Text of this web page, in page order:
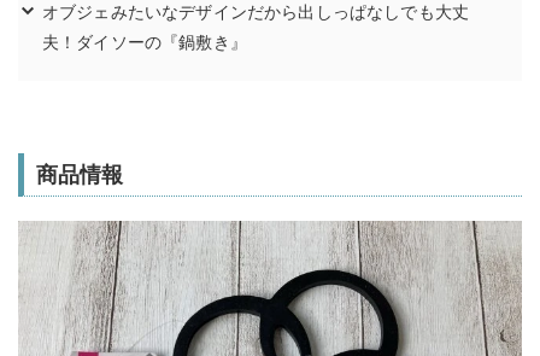
オブジェみたいなデザインだから出しっぱなしでも大丈
夫！ダイソーの『鍋敷き』
商品情報